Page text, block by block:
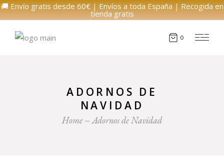
🚚 Envío gratis desde 60€ | Envíos a toda España | Recogida en
tienda gratis
0
ADORNOS DE
NAVIDAD
Home Adornos de Navidad